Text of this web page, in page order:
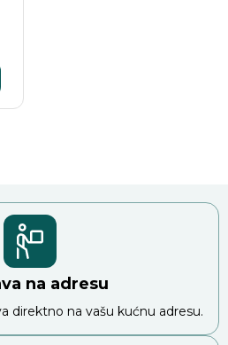
na adresu
direktno na vašu kućnu adresu.